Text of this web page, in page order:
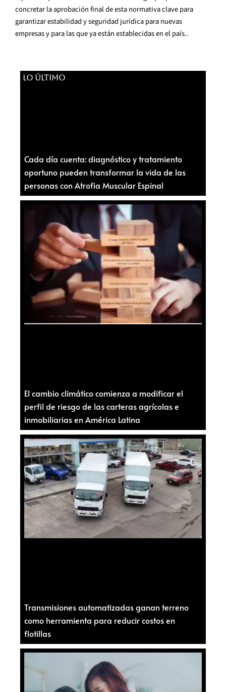
concretar la aprobación final de esta normativa clave para
garantizar estabilidad y seguridad jurídica para nuevas
empresas y para las que ya están establecidas en el país..
LO ÚLTIMO
Cada día cuenta: diagnóstico y tratamiento
oportuno pueden transformar la vida de las
personas con Atrofia Muscular Espinal
El cambio climático comienza a modificar el
perfil de riesgo de las carteras agrícolas e
inmobiliarias en América Latina
Transmisiones automatizadas ganan terreno
como herramienta para reducir costos en
flotillas